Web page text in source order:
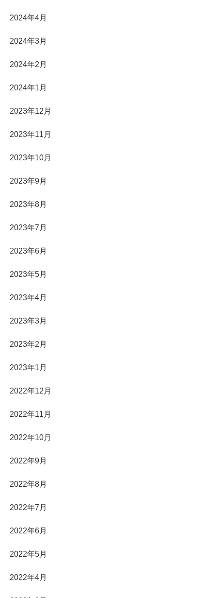
2024年4月
2024年3月
2024年2月
2024年1月
2023年12月
2023年11月
2023年10月
2023年9月
2023年8月
2023年7月
2023年6月
2023年5月
2023年4月
2023年3月
2023年2月
2023年1月
2022年12月
2022年11月
2022年10月
2022年9月
2022年8月
2022年7月
2022年6月
2022年5月
2022年4月